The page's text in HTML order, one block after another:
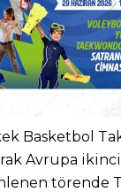
Basketbol
Avrupa
törende